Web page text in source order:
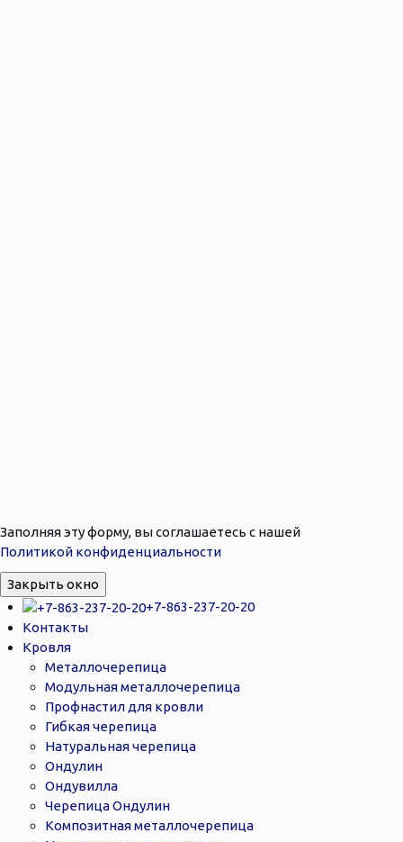
Заполняя эту форму, вы соглашаетесь с нашей
Политикой конфиденциальности
Закрыть окно
+7-863-237-20-20
Контакты
Кровля
Металлочерепица
Модульная металлочерепица
Профнастил для кровли
Гибкая черепица
Натуральная черепица
Ондулин
Ондувилла
Черепица Ондулин
Композитная металлочерепица